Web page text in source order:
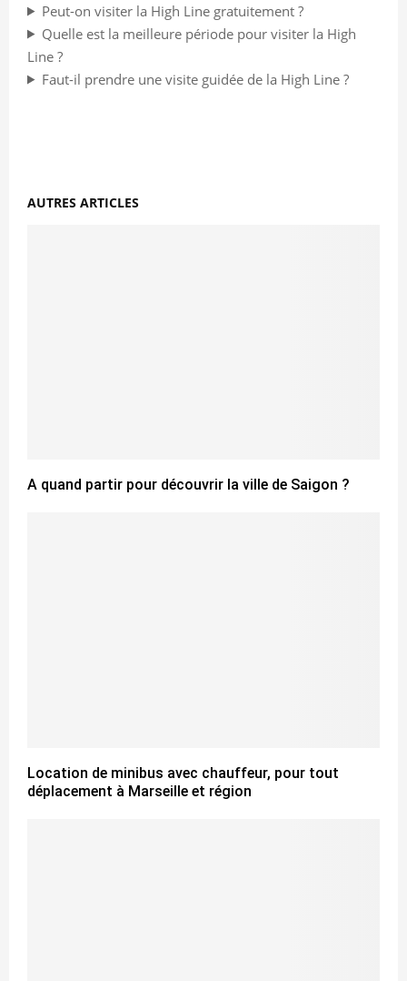
Peut-on visiter la High Line gratuitement ?
Quelle est la meilleure période pour visiter la High
Line ?
Faut-il prendre une visite guidée de la High Line ?
AUTRES ARTICLES
A quand partir pour découvrir la ville de Saigon ?
Location de minibus avec chauffeur, pour tout
déplacement à Marseille et région